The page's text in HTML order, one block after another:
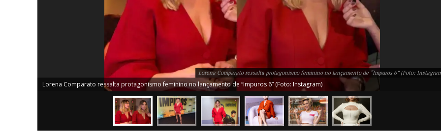
iCHAIT
Aprenda tudo sobre
Inteligência Artificial M5PORTS
Anuncie
Contato
Transparência Editorial
Termos de Serviços
RSS
Lorena Comparato ressalta protagonismo feminino no lançamento de “Impuros 6” (Foto:
Lorena Comparato ressalta protagonismo feminino no lançamento de “Impuros 6” (Foto: Instagram)